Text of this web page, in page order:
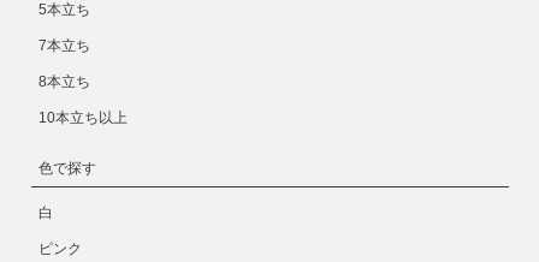
5本立ち
7本立ち
8本立ち
10本立ち以上
色で探す
白
ピンク